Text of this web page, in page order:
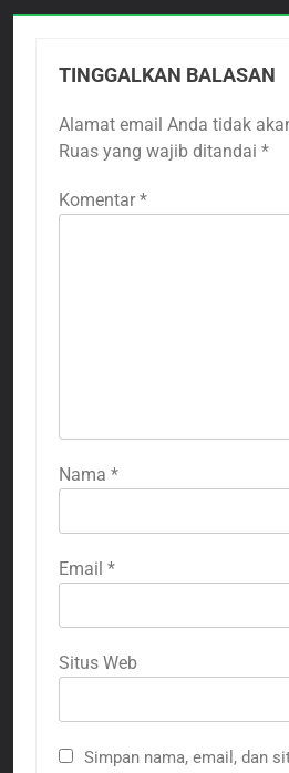
TINGGALKAN BALASAN
Alamat email Anda tidak
Ruas yang wajib ditandai *
Komentar *
Nama *
Email *
Situs Web
Simpan nama, email, dan